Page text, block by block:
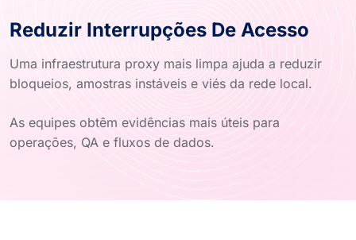
Reduzir Interrupções De Acesso
Uma infraestrutura proxy mais limpa ajuda a reduzir
bloqueios, amostras instáveis e viés da rede local.
As equipes obtêm evidências mais úteis para
operações, QA e fluxos de dados.